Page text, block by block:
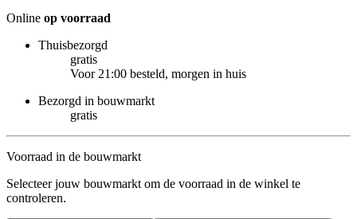
Online op voorraad
Thuisbezorgd
gratis
Voor 21:00 besteld, morgen in huis
Bezorgd in bouwmarkt
gratis
Voorraad in de bouwmarkt
Selecteer jouw bouwmarkt om de voorraad in de winkel te
controleren.